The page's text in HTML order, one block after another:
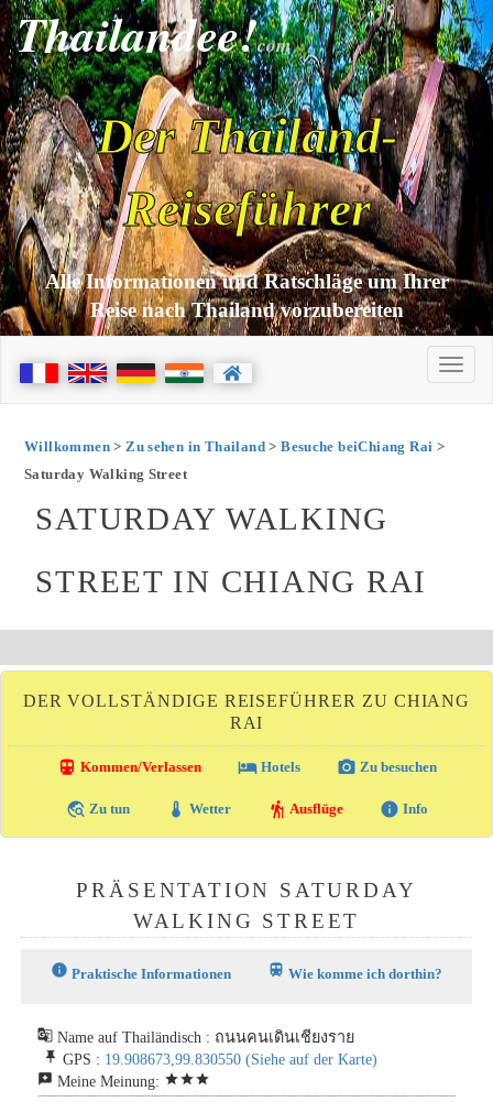
Thailandee!com
Der Thailand-
Reiseführer
Alle Informationen und Ratschläge um Ihrer
Reise nach Thailand vorzubereiten
Willkommen>Zu sehen in Thailand>Besuche beiChiang Rai >
Saturday Walking Street
SATURDAY WALKING
STREET IN CHIANG RAI
DER VOLLSTÄNDIGE REISEFÜHRER ZU CHIANG
RAI
directions_transit Kommen/Verlassen local_hotelHotels photo_camera Zu besuchen
travel_explore Zu tun thermostat Wetter hiking Ausflüge info Info
PRÄSENTATION SATURDAY
WALKING STREET
info Praktische Informationen train Wie komme ich dorthin?
g_translate Name auf Thailändisch : ถนนคนเดินเชียงราย
push_pin GPS : 19.908673,99.830550 (Siehe auf der Karte)
reviews Meine Meinung: starstarstar